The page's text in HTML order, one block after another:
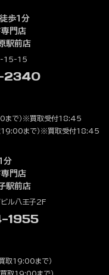
歩1分
専門店
駅前店
15-15
2340
まで）※買取受付18:45
19:00まで）※買取受付18:45
分
専門店
駅前店
ル八王子2F
1955
取19:00まで）
取19:00まで）